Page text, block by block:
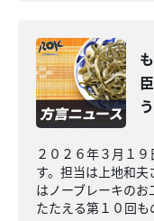
う
２０２６年３月１
す。担当は上地和夫
はノーブレーキの
たたえる第１０回